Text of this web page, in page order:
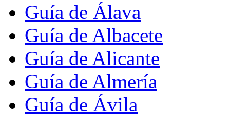
Guía de Álava
Guía de Albacete
Guía de Alicante
Guía de Almería
Guía de Ávila